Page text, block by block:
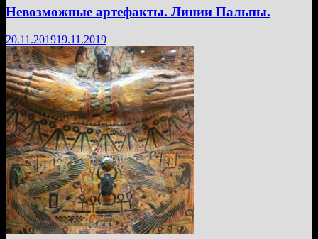
Невозможные артефакты. Линии Пальпы.
20.11.201919.11.2019